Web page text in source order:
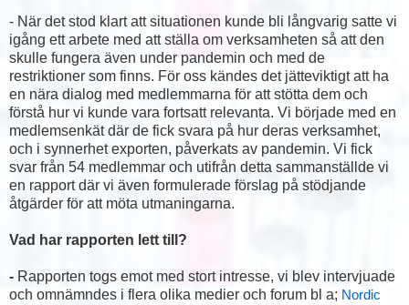
- När det stod klart att situationen kunde bli långvarig satte vi
igång ett arbete med att ställa om verksamheten så att den
skulle fungera även under pandemin och med de
restriktioner som finns. För oss kändes det jätteviktigt att ha
en nära dialog med medlemmarna för att stötta dem och
förstå hur vi kunde vara fortsatt relevanta. Vi började med en
medlemsenkät där de fick svara på hur deras verksamhet,
och i synnerhet exporten, påverkats av pandemin. Vi fick
svar från 54 medlemmar och utifrån detta sammanställde vi
en rapport där vi även formulerade förslag på stödjande
åtgärder för att möta utmaningarna.
Vad har rapporten lett till?
- Rapporten togs emot med stort intresse, vi blev intervjuade
och omnämndes i flera olika medier och forum bl a; Nordic